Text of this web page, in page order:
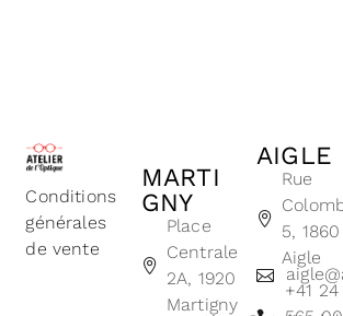
Conditions
générales
de vente
MARTI
GNY
Place
Centrale
2A, 1920
Martigny
AIGLE
Rue
5, 1860
Aigle
+41 24